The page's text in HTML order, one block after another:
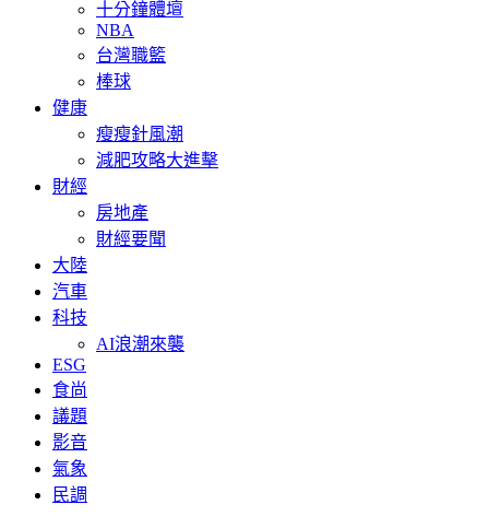
十分鐘體壇
NBA
台灣職籃
棒球
健康
瘦瘦針風潮
減肥攻略大進擊
財經
房地產
財經要聞
大陸
汽車
科技
AI浪潮來襲
ESG
食尚
議題
影音
氣象
民調